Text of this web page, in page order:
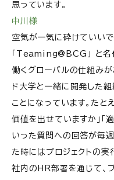
思っています。
中川様
空気が一気に砕けていい
「Teaming@BCG」 と名
働くグローバルの仕組みが
ド大学と一緒に開発した
ことになっています。たと
価値を出せていますか」「
いった質問への回答が毎週
た時にはプロジェクトの実
社内のHR部署を通じて、